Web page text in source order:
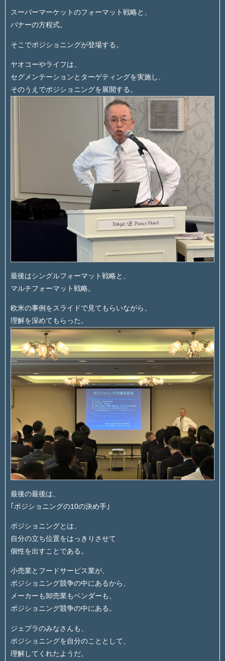
スーパーマーケットのフォーマット戦略と、
バナーの方程式。
そこでポジショニングが登場する。
ヤオコーやライフは、
セグメンテーションとターゲティングを実施し、
そのうえでポジショニングを展開する。
最後はシングルフォーマット戦略と、
マルチフォーマット戦略。
欧米の事例をスライドで見てもらいながら、
理解を深めてもらった。
最後の最後は、
｢ポジショニングの10の決め手｣
ポジショニングとは、
自分の立ち位置をはっきりさせて
個性を出すことである。
小売業とフードサービス業が、
ポジショニング競争の中にあるから、
メーカーも卸売業もベンダーも、
ポジショニング競争の中にある。
ジェプラのみなさんも、
ポジショニングを自分のこととして、
理解してくれたようだ。